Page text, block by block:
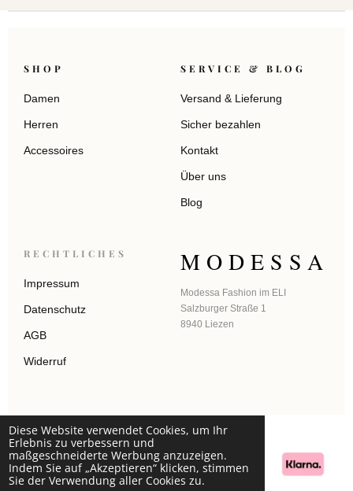
Diese Website verwendet Cookies, um Ihr
Erlebnis zu verbessern und
maßgeschneiderte Werbung anzuzeigen.
Indem Sie auf „Akzeptieren“ klicken, stimmen
Sie der Verwendung aller Cookies zu.
SHOP
Damen
Herren
Accessoires
SERVICE & BLOG
Versand & Lieferung
Sicher bezahlen
Kontakt
Über uns
Blog
RECHTLICHES
Impressum
Datenschutz
AGB
Widerruf
MODESSA
Modessa Fashion im ELI
Salzburger Straße 1
8940 Liezen